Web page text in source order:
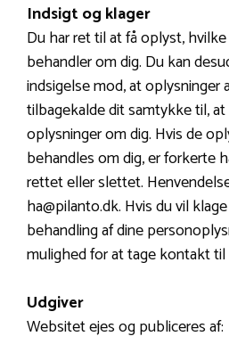
Indsigt og klager
Du har ret til at få oplyst,
behandler om dig. Du kan
indsigelse mod, at oplysninger
tilbagekalde dit samtykke til,
oplysninger om dig. Hvis de
behandles om dig, er forkerte
rettet eller slettet.
ha@pilanto.dk. Hvis du vil
behandling af dine
mulighed for at tage kontakt til
Udgiver
Websitet ejes og publiceres af: